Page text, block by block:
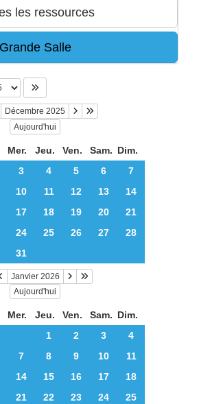
Décembre 2025
Aujourd'hui
Mer. Jeu. Ven. Sam. Dim.
3 4 5 6
7
10 11 12 13
14
17 18 19 20
21
24 25 26 27
28
31
Janvier 2026
Aujourd'hui
Mer. Jeu. Ven. Sam. Dim.
1 2 3
4
7 8 9 10
11
14 15 16 17
18
21 22 23 24
25